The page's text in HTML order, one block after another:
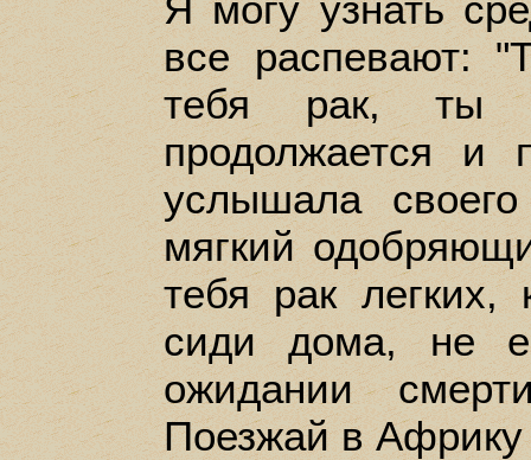
все распевают:
тебя рак, ты
продолжается и
услышала
мягкий
тебя рак
сиди дома, не
ожидании
Поезжай в